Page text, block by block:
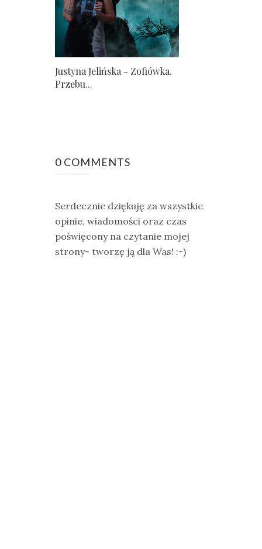
Justyna Jelińska - Zofiówka.
Przebu...
0 COMMENTS
Serdecznie dziękuję za wszystkie
opinie, wiadomości oraz czas
poświęcony na czytanie mojej
strony- tworzę ją dla Was! :-)